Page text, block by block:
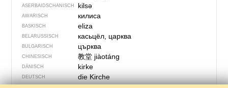
ASERBAIDSCHANISCH kilsə
AWARISCH килиса
BASKISCH eliza
BELARUSSISCH касьцёл, царква
BULGARISCH църква
CHINESISCH 教堂 jiàotáng
DÄNISCH kirke
DEUTSCH die Kirche